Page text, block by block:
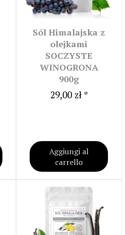
Sól Himalajska z
olejkami
SOCZYSTE
WINOGRONA
900g
29,00 zł *
Aggiungi al
carrello